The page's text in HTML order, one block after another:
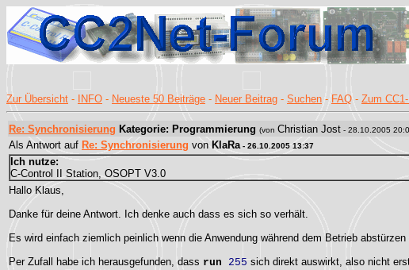
Zur Übersicht - INFO - Neueste 50 Beiträge - Neuer Beitrag - Suchen - FAQ - Zum
Re: Synchronisierung Kategorie: Programmierung (von Christian Jost - 28.10.2005
Als Antwort auf Re: Synchronisierung von KlaRa - 26.10.2005 13:37
Ich nutze:
C-Control II Station, OSOPT V3.0
Hallo Klaus,
Danke für deine Antwort. Ich denke auch dass es sich so verhält.
Es wird einfach ziemlich peinlich wenn die Anwendung während dem Betrieb
Per Zufall habe ich herausgefunden, dass run 255 sich direkt auswirkt, also nicht